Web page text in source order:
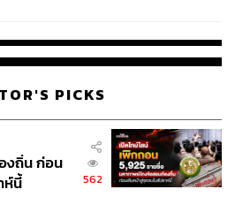
PICKS
งถิ่น ก่อน
ห์นี้
562